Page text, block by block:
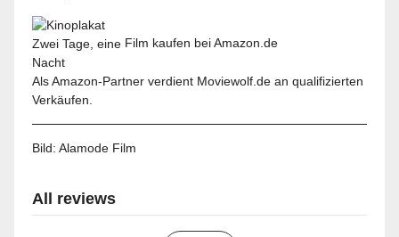
Film kaufen bei Amazon.de
Als Amazon-Partner verdient Moviewolf.de an qualifizierten
Verkäufen.
Bild:Alamode Film
All reviews